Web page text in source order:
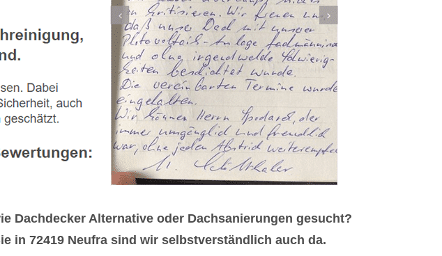
Dachdecker Alternative oder Dachsanierungen gesucht?
in 72419 Neufra sind wir selbstverständlich auch da.